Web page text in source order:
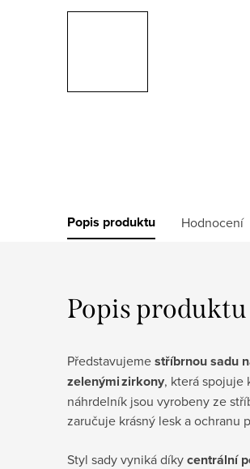
Popis produktu Hodnocení
Popis produktu
Představujemestříbrnou sadu
zelenými zirkony, která spojuje
náhrdelník jsou vyrobeny ze
zaručuje krásný lesk a ochranu
Styl sady vyniká díkycentrální